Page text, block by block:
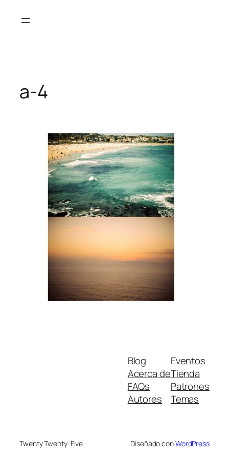
a-4
Blog
Acerca de
FAQs
Autores
Eventos
Tienda
Patrones
Temas
Twenty Twenty-Five Diseñado conWordPress